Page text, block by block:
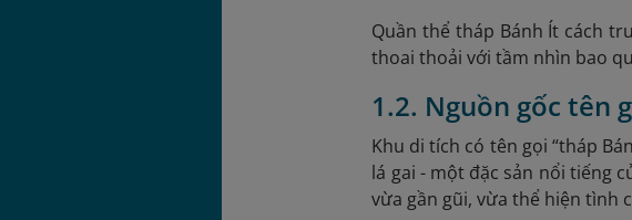
Quần thể tháp Bánh Ít cách
thoai thoải với tầm nhìn bao
1.2. Nguồn gốc tên
Khu di tích có tên gọi “tháp
lá gai - một đặc sản nổi tiếng
vừa gần gũi, vừa thể hiện tình